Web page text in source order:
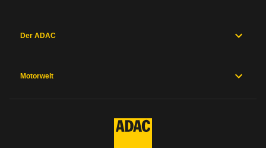
Der ADAC
Motorwelt